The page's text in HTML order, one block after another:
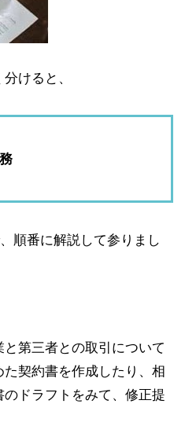
けると、
順番に解説して参りまし
第三者との取引について
契約書を作成したり、相
ドラフトをみて、修正提